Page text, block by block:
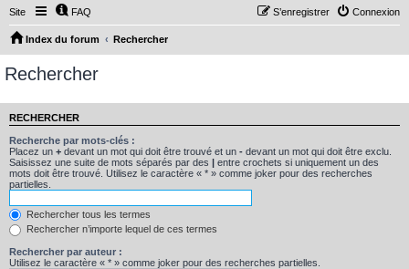
Site FAQ Connexion
S’enregistrer
Index du forum Rechercher
Rechercher
RECHERCHER
Recherche par mots-clés :
Placez un + devant un mot qui doit être trouvé et un - devant un mot qui doit être exclu.
Saisissez une suite de mots séparés par des | entre crochets si uniquement un des
mots doit être trouvé. Utilisez le caractère « * » comme joker pour des recherches
partielles.
Rechercher tous les termes
Rechercher n’importe lequel de ces termes
Rechercher par auteur :
Utilisez le caractère « * » comme joker pour des recherches partielles.